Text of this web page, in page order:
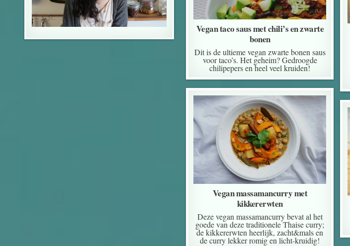
Vegan taco saus met chili’s en zwarte
bonen
Dit is de ultieme vegan zwarte bonen saus
voor taco’s. Het geheim? Gedroogde
chilipepers en heel veel kruiden!
Vegan massamancurry met
kikkererwten
Deze vegan massamancurry bevat al het
goede van deze traditionele Thaise curry;
de kikkererwten heerlijk, zacht&mals en
de curry lekker romig en licht-kruidig!